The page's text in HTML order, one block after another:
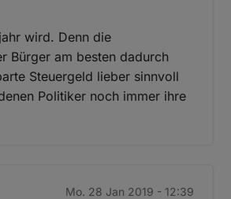
wird. Denn die
Bürger am besten dadurch
Steuergeld lieber sinnvoll
Politiker noch immer ihre
Mo. 28 Jan 2019 - 12:39